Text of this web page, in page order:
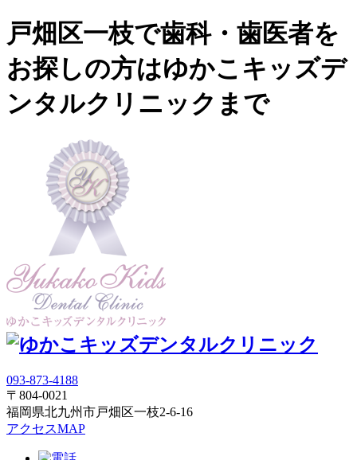
戸畑区一枝で歯科・歯医者を
お探しの方はゆかこキッズデ
ンタルクリニックまで
093-873-4188
〒804-0021
福岡県北九州市戸畑区一枝2-6-16
アクセスMAP